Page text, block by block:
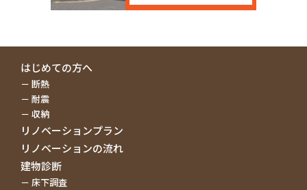
まずは、その会社が「リノベーション・増改築リフォ
ているリフォーム会社さんに、リノベーションのよう
な大規模なリフォーム工事を任せるのは難しいでしょ
うから、リノベーションを専門で扱っているお店をご
利用されるのが良いと思います。
また、その中でもリノベーション会社の特徴を一番に
表しているのが、各社の「施工事例」です。
まずは各社のホームページで、事例の件数・デザイ
ン・アイデアの豊富さをご確認ください。
そして、弊社のように「リノベーションモデルハウ
ス」を持っている会社があるならば、一度見学に足を
運び、実際にどのような施工をしてくれるのかを確認
はじめての方へ
断熱
耐震
収納
リノベーションプラン
リノベーションの流れ
建物診断
床下調査